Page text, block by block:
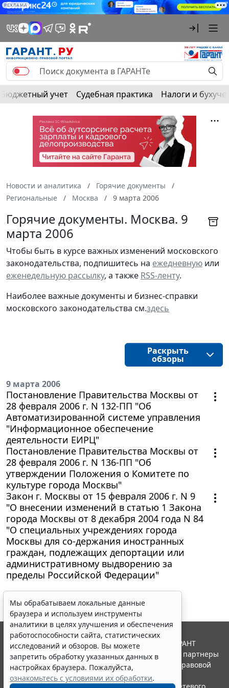
РЕКЛАМА
Бюджетный учет Судебная практика Налоги и
Новости и аналитика
Горячие документы
Региональные
Москва 9 марта 2006
Горячие документы. Москва. 9
марта 2006
Чтобы быть в курсе важных изменений московского
законодательства, подпишитесь на ежедневную или
еженедельную рассылку, а также RSS-ленту.
Наиболее важные документы и бизнес-справки
московского законодательства см.здесь
Раскрыть
обзоры
9 марта 2006
Постановление Правительства Москвы от
28 февраля 2006 г. N 132-ПП "Об
Автоматизированной системе управления
"Информационное обеспечение
деятельности ЕИРЦ"
Постановление Правительства Москвы от
28 февраля 2006 г. N 136-ПП "Об
утверждении Положения о Комитете по
культуре города Москвы"
Закон г. Москвы от 15 февраля 2006 г. N 9
"О внесении изменений в статью 1 Закона
города Москвы от 8 декабря 2004 года N 84
"О специальных учреждениях города
Москвы для со-держания иностранных
граждан, подлежащих депортации или
административному выдворению за
пределы Российской Федерации"
Мы обрабатываем локальные данные
браузера и используем инструменты
аналитики в целях улучшения и обеспечения
работоспособности сайта, статистических
исследований и обзоров. Вы можете
запретить обработку указанных данных в
настройках браузера. Пожалуйста,
ознакомьтесь с условиями их обработки.
© ООО "НПП "ГАРАНТ-СЕРВИС", 2026. Система ГАРАНТ
выпускается с 1990 года. Компания "Гарант" и ее партнеры
являются участниками Российской ассоциации правовой
информации ГАРАНТ.